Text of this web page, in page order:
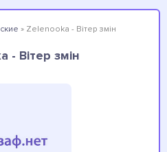
» Zelenooka - Вітер змін
- Вітер змін